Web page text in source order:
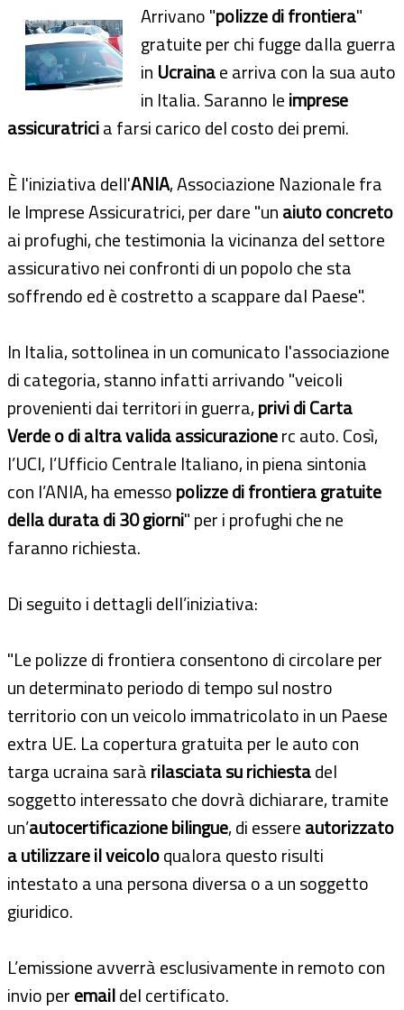
Arrivano "polizze di frontiera"
gratuite per chi fugge dalla guerra
in Ucrainae arriva con la sua auto
in Italia. Saranno leimprese
assicuratricia farsi carico del costo dei premi.
È l'iniziativa dell'ANIA, Associazione Nazionale fra
le Imprese Assicuratrici, per dare "unaiuto concreto
ai profughi, che testimonia la vicinanza del settore
assicurativo nei confronti di un popolo che sta
soffrendo ed è costretto a scappare dal Paese".
In Italia, sottolinea in un comunicato l'associazione
di categoria, stanno infatti arrivando "veicoli
provenienti dai territori in guerra,privi di Carta
Verde o di altra valida assicurazionerc auto. Così,
l’UCI, l’Ufficio Centrale Italiano, in piena sintonia
con l’ANIA, ha emessopolizze di frontiera gratuite
della durata di 30 giorni" per i profughi che ne
faranno richiesta.
Di seguito i dettagli dell’iniziativa:
"Le polizze di frontiera consentono di circolare per
un determinato periodo di tempo sul nostro
territorio con un veicolo immatricolato in un Paese
extra UE. La copertura gratuita per le auto con
targa ucraina saràrilasciata su richiestadel
soggetto interessato che dovrà dichiarare, tramite
un’autocertificazione bilingue, di essereautorizzato
a utilizzare il veicoloqualora questo risulti
intestato a una persona diversa o a un soggetto
giuridico.
L’emissione avverrà esclusivamente in remoto con
invio peremaildel certificato.